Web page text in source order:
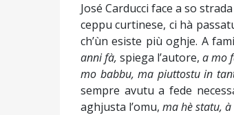
José Carducci face a so
ceppu curtinese, ci hà
ch’ùn esiste più oghje. A
anni fà,spiega l’autore,a mo
mo babbu, ma piuttostu in
sempre avutu a fede
aghjusta l’omu, ma hè statu,